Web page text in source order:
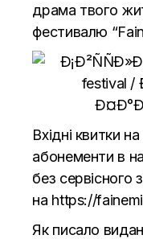
драма твого
фестивалю
Вхідні квитки
абонементи в
без
на https://
Як писало